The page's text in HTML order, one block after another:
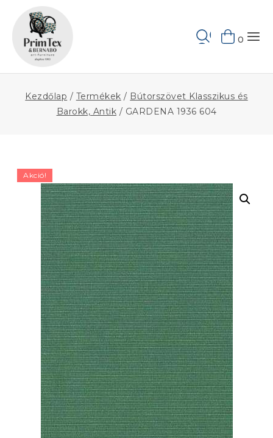
content
0
Kezdőlap / Termékek / Bútorszövet Klasszikus és
Barokk, Antik / GARDENA 1936 604
Akció!